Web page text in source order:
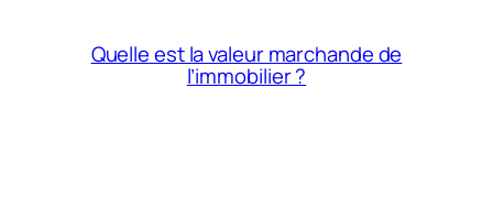
Quelle est la valeur marchande de
l’immobilier ?